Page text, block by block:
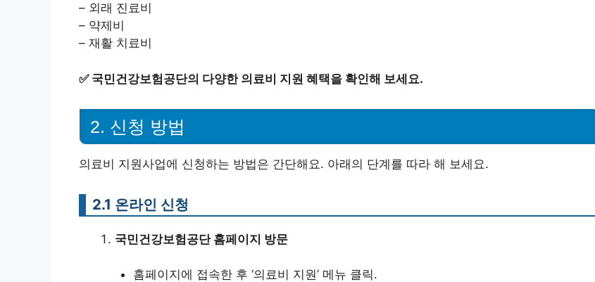
– 외래 진료비
– 약제비
– 재활 치료비
✅ 국민건강보험공단의 다양한 의료비 지원 혜택을 확인해 보세요.
2. 신청 방법
의료비 지원사업에 신청하는 방법은 간단해요. 아래의 단계를 따라 해 보세요.
2.1 온라인 신청
국민건강보험공단 홈페이지 방문
홈페이지에 접속한 후 ‘의료비 지원’ 메뉴 클릭.